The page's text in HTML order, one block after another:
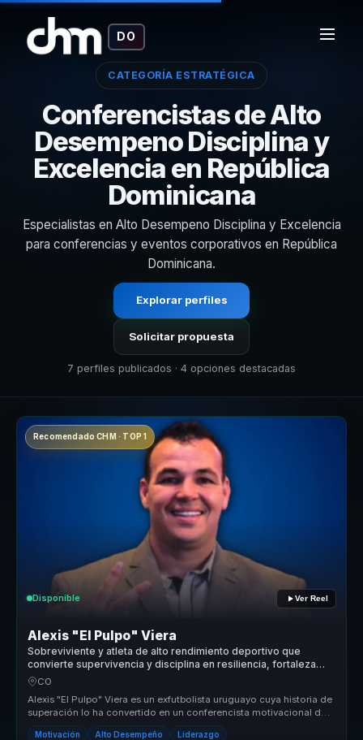
DO
CATEGORÍA ESTRATÉGICA
Conferencistas de Alto
Desempeno Disciplina y
Excelencia en República
Dominicana
Especialistas en Alto Desempeno Disciplina y Excelencia
para conferencias y eventos corporativos en República
Dominicana.
Explorar perfiles
Solicitar propuesta
7 perfiles publicados · 4 opciones destacadas
Recomendado CHM · TOP 1
Disponible Ver Reel
Alexis "El Pulpo" Viera
Sobreviviente y atleta de alto rendimiento deportivo que
convierte supervivencia y disciplina en resiliencia, fortaleza
mental y liderazgo para equipos.
CO
Alexis "El Pulpo" Viera es un exfutbolista uruguayo cuya historia de
superación lo ha convertido en un conferencista motivacional de
alto...
Motivación Alto Desempeño Liderazgo